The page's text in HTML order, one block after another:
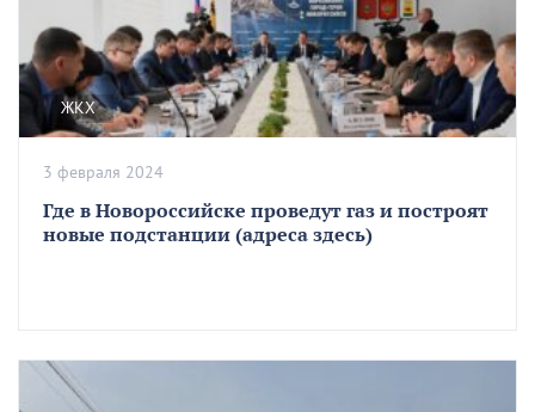
ЖКХ
Где в Новороссийске проведут газ и построят
новые подстанции (адреса здесь)
3 февраля 2024